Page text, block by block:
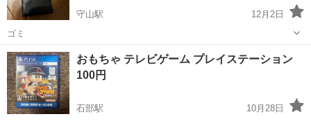
守山駅
12月2日
ゴミ
滋賀 守山市 守山駅 テレビゲーム ダビスタ
おもちゃ テレビゲーム プレイステーション
100円
石部駅
10月28日